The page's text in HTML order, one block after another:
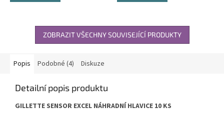
ZOBRAZIT VŠECHNY SOUVISEJÍCÍ PRODUKTY
Popis Podobné (4) Diskuze
Detailní popis produktu
GILLETTE SENSOR EXCEL NÁHRADNÍ HLAVICE 10 KS